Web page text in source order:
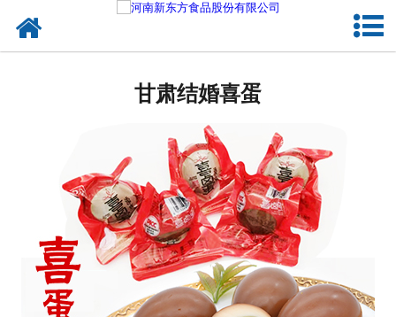
甘肃熟食品
甘肃调味品
甘肃鸡蛋壳粉
甘肃新东方食品
甘肃结婚喜蛋